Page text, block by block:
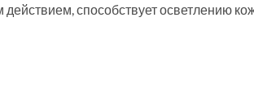
способствует осветлению